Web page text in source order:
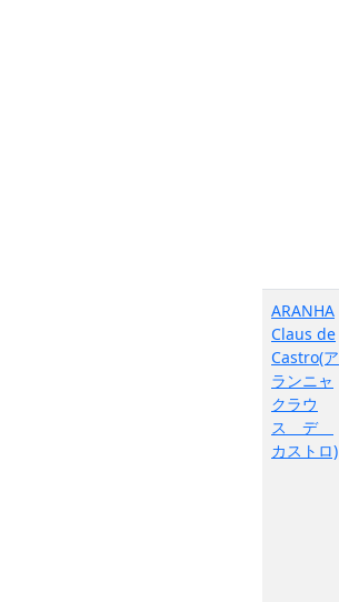
ARANHA
Claus de
Castro(ア
ランニャ
クラウ
ス デ
カストロ)